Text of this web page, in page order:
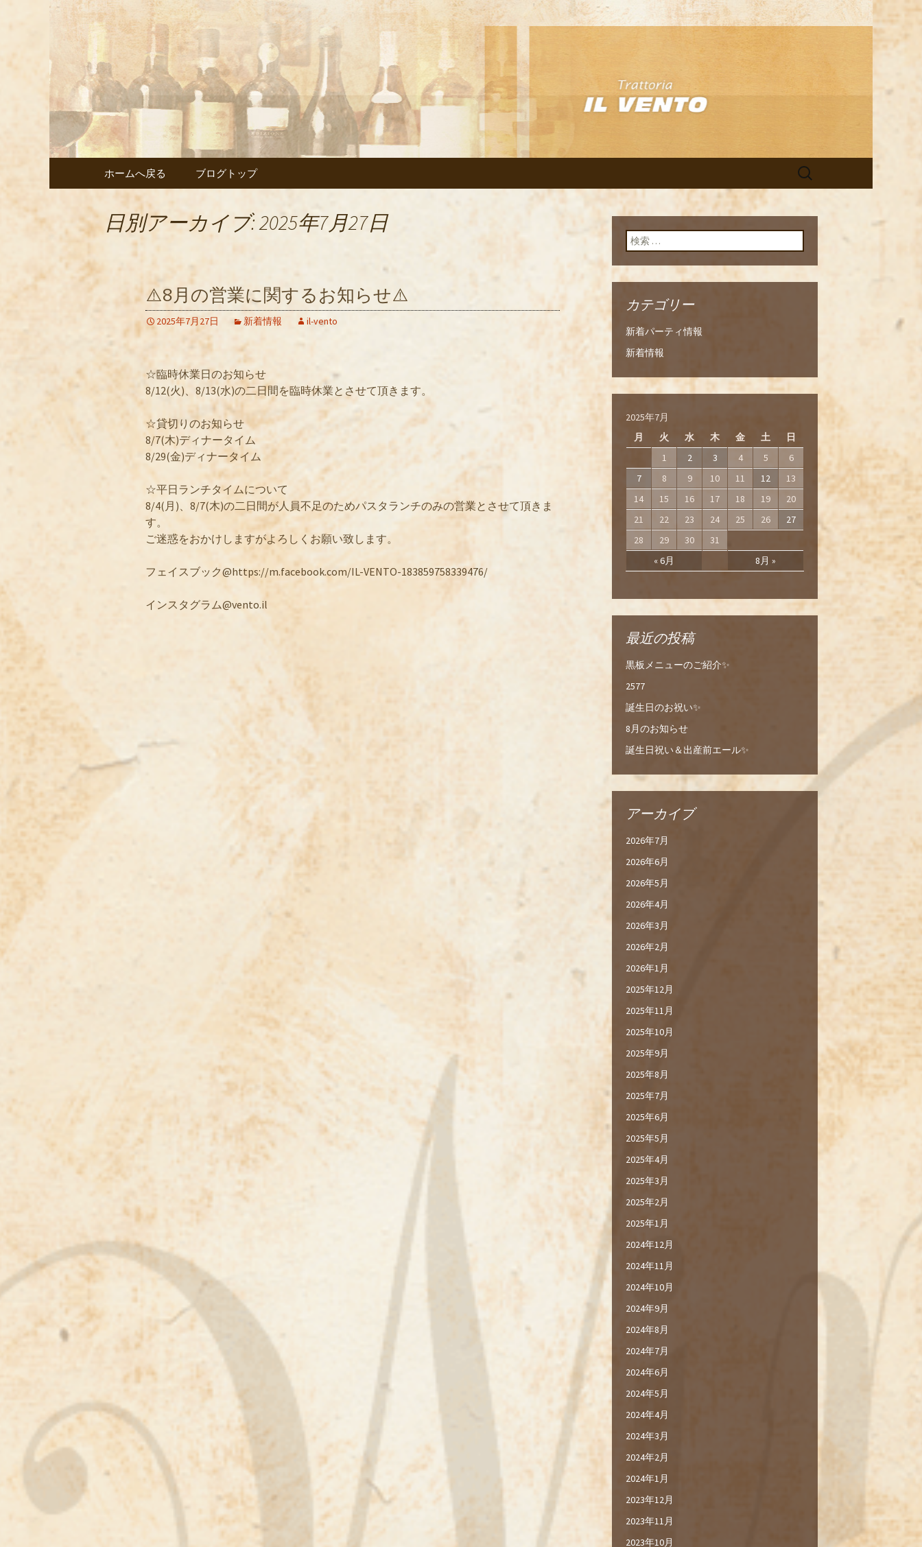
武蔵小杉の美味しいイタリアン「イルヴ
ェント」のブログ
武蔵小杉の美味しいイタリアン「イルヴェント」のブログ
コンテンツへ移動
ホームへ戻る ブログトップ
検
日別アーカイブ: 2025年7月27日
⚠️8月の営業に関するお知らせ⚠️
2025年7月27日 新着情報 il-vento
☆臨時休業日のお知らせ
8/12(火)、8/13(水)の二日間を臨時休業とさせて頂きます。
☆貸切りのお知らせ
8/7(木)ディナータイム
8/29(金)ディナータイム
☆平日ランチタイムについて
8/4(月)、8/7(木)の二日間が人員不足のためパスタランチのみの営業とさせて頂きま
す。
ご迷惑をおかけしますがよろしくお願い致します。
フェイスブック@https://m.facebook.com/IL-VENTO-183859758339476/
インスタグラム@vento.il
検索:
カテゴリー
新着パーティ情報
新着情報
2025年7月
月
火 水 木 金 土 日
« 6月 8月 »
1 2 3 4 5
6
7
8 9 10 11 12
13
14
15 16 17 18 19
20
21
22 23 24 25 26
27
28
29 30 31
最近の投稿
黒板メニューのご紹介✨
2577
誕生日のお祝い✨
8月のお知らせ
誕生日祝い＆出産前エール✨
アーカイブ
2026年7月
2026年6月
2026年5月
2026年4月
2026年3月
2026年2月
2026年1月
2025年12月
2025年11月
2025年10月
2025年9月
2025年8月
2025年7月
2025年6月
2025年5月
2025年4月
2025年3月
2025年2月
2025年1月
2024年12月
2024年11月
2024年10月
2024年9月
2024年8月
2024年7月
2024年6月
2024年5月
2024年4月
2024年3月
2024年2月
2024年1月
2023年12月
2023年11月
2023年10月